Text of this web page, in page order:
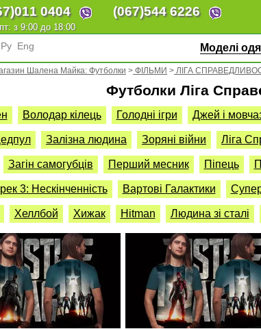
011 0404 (067)544 6226
з 9:00 до 18:00
Ру Eng Моделі
Шалена Майка: Футболки > ФІЛЬМИ > ЛІГА
Футболки Ліга
Володар кілець Голодні ігри Джей і
Залізна людина Зоряні війни Ліга
Загін самогубців Перший месник Піпець
3: Нескінченність Вартові Галактики
Хеллбой Хижак Hitman Людина зі сталі